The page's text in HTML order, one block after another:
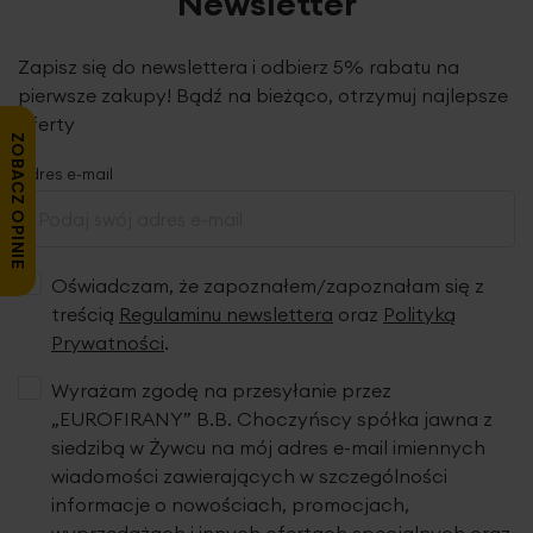
Ta tkanina firanowa wykonana z materiału typu aden
zachwyca swoją lekkością i subtelnym, naturalnym
Zapisz się do newslettera i odbierz 5% rabatu na
pierwsze zakupy! Bądź na bieżąco, otrzymuj najlepsze
oferty
Adres e-mail
Oświadczam, że zapoznałem/zapoznałam się z
treścią Regulaminu newslettera oraz Polityką
Prywatności.
Wyrażam zgodę na przesyłanie przez
„EUROFIRANY” B.B. Choczyńscy spółka jawna z
siedzibą w Żywcu na mój adres e-mail imiennych
wiadomości zawierających w szczególności
informacje o nowościach, promocjach,
ZOBACZ OPINIE